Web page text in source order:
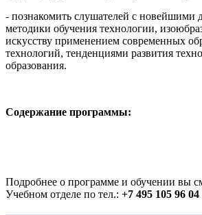
- познакомить слушателей с новейшими
методики обучения технологии,
искусству применением современных
технологий, тенденциями развития
образования.
Содержание программы:
Подробнее о программе и обучении вы
Учебном отделе по тел.: +7 495 105 96 04